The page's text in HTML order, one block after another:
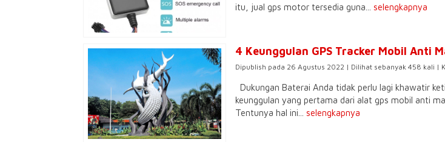
itu, jual gps motor tersedia guna... selengkapnya
4 Keunggulan GPS Tracker Mobil Anti
Dipublish pada 26 Agustus 2022 | Dilihat sebanyak 458 kali |
Dukungan Baterai Anda tidak perlu lagi khawatir
keunggulan yang pertama dari alat gps mobil anti
Tentunya hal ini... selengkapnya